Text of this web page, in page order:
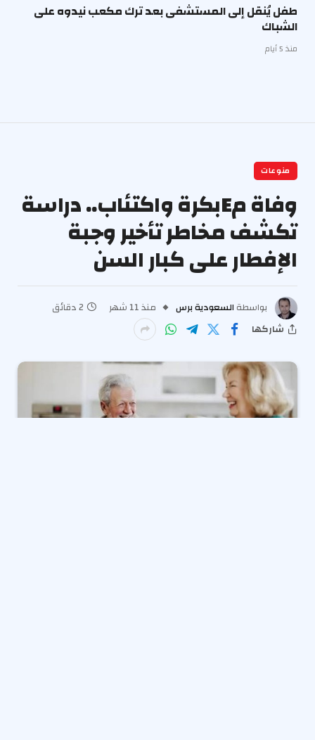
طفل يُنقل إلى المستشفى بعد ترك مكعب نيدوه على
الشباك
منذ 5 أيام
منوعات
وفاة مEبكرة واكتئاب.. دراسة
تكشف مخاطر تأخير وجبة
الإفطار على كبار السن
بواسطة السعودية برس منذ 11 شهر
2 دقائق
شاركها